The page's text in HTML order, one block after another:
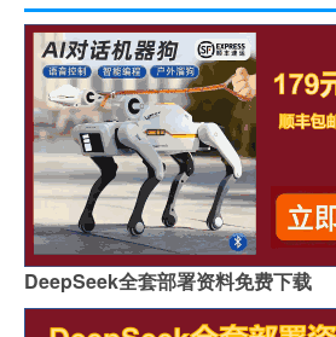
DeepSeek全套部署资料免费下载